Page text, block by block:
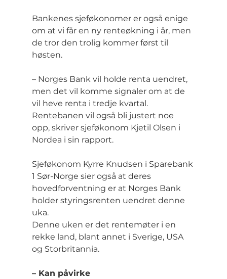
Bankenes sjeføkonomer er også enige
om at vi får en ny renteøkning i år, men
de tror den trolig kommer først til
høsten.
– Norges Bank vil holde renta uendret,
men det vil komme signaler om at de
vil heve renta i tredje kvartal.
Rentebanen vil også bli justert noe
opp, skriver sjeføkonom Kjetil Olsen i
Nordea i sin rapport.
Sjeføkonom Kyrre Knudsen i Sparebank
1 Sør-Norge sier også at deres
hovedforventning er at Norges Bank
holder styringsrenten uendret denne
uka.
Denne uken er det rentemøter i en
rekke land, blant annet i Sverige, USA
og Storbritannia.
– Kan påvirke